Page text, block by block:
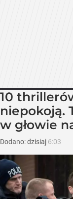
10
niepokoją.
w głowie
Dodano:dzisiaj 6:03